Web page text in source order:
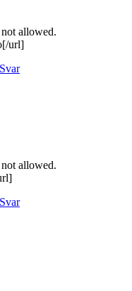
allowed.
url]
Svar
allowed.
Svar